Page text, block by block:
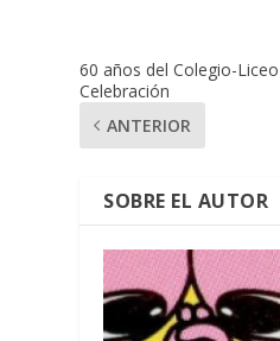
60 años del Colegio-
Celebración
ANTERIOR
SOBRE EL AUTOR